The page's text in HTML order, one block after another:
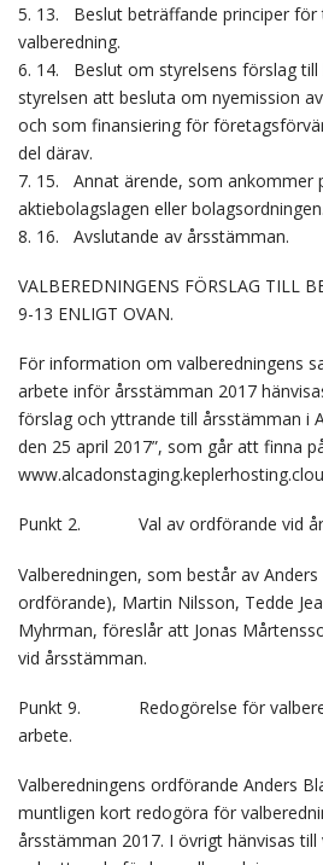
5. 13. Beslut beträffande principer för
valberedning.
6. 14. Beslut om styrelsens förslag till
styrelsen att besluta om nyemission
och som finansiering för
del därav.
7. 15. Annat ärende, som ankommer
aktiebolagslagen eller bolagsordningen.
8. 16. Avslutande av årsstämman.
VALBEREDNINGENS FÖRSLAG TILL
9-13 ENLIGT OVAN.
För information om valberedningens
arbete inför årsstämman 2017
förslag och yttrande till årsstämman i
den 25 april 2017”, som går att finna
Punkt 2. Val av ordförande vid
Valberedningen, som består av
ordförande), Martin Nilsson, Tedde
Myhrman, föreslår att Jonas
vid årsstämman.
Punkt 9. Redogörelse för
arbete.
Valberedningens ordförande Anders
muntligen kort redogöra för
årsstämman 2017. I övrigt hänvisas